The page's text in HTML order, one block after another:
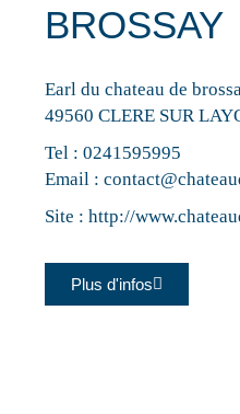
BROSSAY
Earl du chateau de
49560 CLERE SUR
Tel :0241595995
Email :
Site :http://
Plus d'infos